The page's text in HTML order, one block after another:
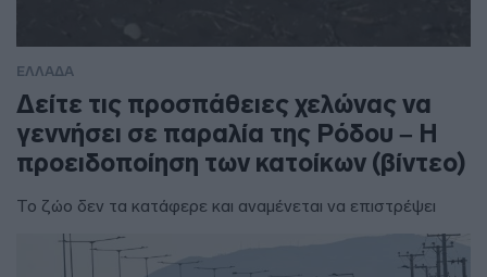
ΕΛΛΑΔΑ
Δείτε τις προσπάθειες χελώνας να
γεννήσει σε παραλία της Ρόδου – Η
προειδοποίηση των κατοίκων (βίντεο)
Το ζώο δεν τα κατάφερε και αναμένεται να επιστρέψει